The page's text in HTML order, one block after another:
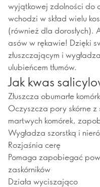
wyjątkowej zdolności do
wchodzi w skład wielu
(również dla dorosłych).
asów w rękawie! Dzięki
złuszczającym i
ulubieńcem tłumów.
Jak kwas
Złuszcza obumarłe
Oczyszcza pory skórne
martwych komórek,
Wygładza szorstką i
Rozjaśnia cerę
Pomaga zapobiegać
zaskórników
Działa wyciszająco